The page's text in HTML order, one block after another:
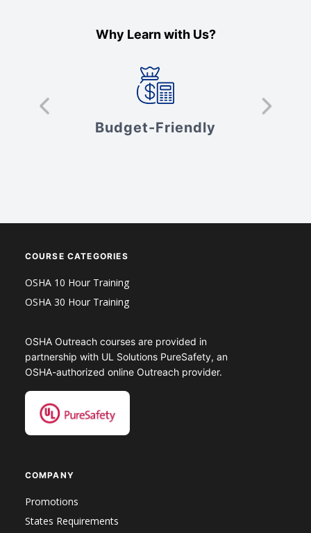
Why Learn with Us?
Budget-Friendly
COURSE CATEGORIES
OSHA 10 Hour Training
OSHA 30 Hour Training
OSHA Outreach courses are provided in
partnership with UL Solutions PureSafety, an
OSHA-authorized online Outreach provider.
COMPANY
Promotions
States Requirements